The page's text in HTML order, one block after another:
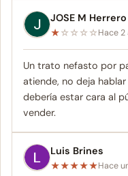
JOSE M Herrero
★☆☆☆☆Hace 2
Un trato nefasto por
atiende, no deja
debería estar cara al
vender.
Luis Brines
★★★★★Hace